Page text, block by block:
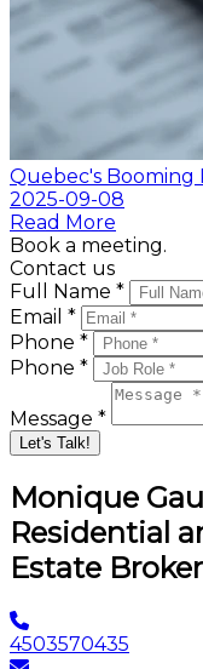
Quebec's Booming
2025-09-08
Read More
Book a meeting.
Contact us
Full Name *
Email *
Phone *
Phone *
Message *
Let's Talk!
Monique
Residential
Estate Broker
4503570435